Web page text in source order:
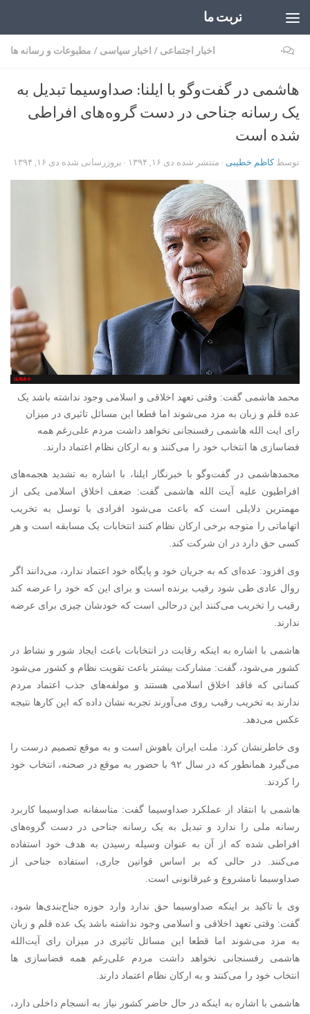
تربت ما
اخبار اجتماعی / اخبار سیاسی / مطبوعات و رسانه ها ۰
هاشمی در گفت‌وگو با ایلنا: صداوسیما تبدیل به
یک رسانه جناحی در دست گروه‌های افراطی
شده است
توسطکاظم خطیبی · منتشر شده دی ۱۶, ۱۳۹۴ · بروزرسانی شده دی ۱۶, ۱۳۹۴
محمد هاشمی گفت: وقتی تعهد اخلاقی و اسلامی وجود نداشته باشد یک
عده قلم و زبان به مزد می‌شوند اما قطعا این مسائل تاثیری در میزان
رای ایت الله هاشمی رفسنجانی نخواهد داشت مردم علی‌رغم همه
فضاسازی ها انتخاب خود را می‌کنند و به ارکان نظام اعتماد دارند.
محمدهاشمی در گفت‌وگو با خبرنگار ایلنا، با اشاره به تشدید هجمه‌های
افراطیون علیه آیت الله هاشمی گفت: ضعف اخلاق اسلامی یکی از
مهمترین دلایلی است که باعث می‌شود افرادی با توسل به تخریب
اتهاماتی را متوجه برخی ارکان نظام کنند انتخابات یک مسابقه است و هر
کسی حق دارد در ان شرکت کند.
وی افزود: عده‌ای که به جریان خود و پایگاه خود اعتماد ندارد، می‌دانند اگر
روال عادی طی شود رقیب برنده است و برای این که خود را عرضه کند
رقیب را تخریب می‌کنند این درحالی است که خودشان چیزی برای عرضه
ندارند.
هاشمی با اشاره به اینکه رقابت در انتخابات باعث ایجاد شور و نشاط در
کشور می‌شود، گفت: مشارکت بیشتر باعث تقویت نظام و کشور می‌شود
کسانی که فاقد اخلاق اسلامی هستند و مولفه‌های جذب اعتماد مردم
ندارند به تخریب رقیب روی می‌آورند تجربه نشان داده که این کارها نتیجه
عکس می‌دهد.
وی خاطرنشان کرد: ملت ایران باهوش است و به موقع تصمیم درست را
می‌گیرد همانطور که در سال ۹۲ با حضور به موقع در صحنه، انتخاب خود
را کردند.
هاشمی با انتقاد از عملکرد صداوسیما گفت: متاسفانه صداوسیما کاربرد
رسانه ملی را ندارد و تبدیل به یک رسانه جناحی در دست گروه‌های
افراطی شده که از آن به عنوان وسیله رسیدن به هدف خود استفاده
می‌کنند. در حالی که بر اساس قوانین جاری، استفاده جناحی از
صداوسیما نامشروع و غیرقانونی است.
وی با تاکید بر اینکه صداوسیما حق ندارد وارد حوزه جناح‌بندی‌ها شود،
گفت: وقتی تعهد اخلاقی و اسلامی وجود نداشته باشد یک عده قلم و زبان
به مزد می‌شوند اما قطعا این مسائل تاثیری در میزان رای آیت‌الله
هاشمی رفسنجانی نخواهد داشت مردم علی‌رغم همه فضاسازی ها
انتخاب خود را می‌کنند و به ارکان نظام اعتماد دارند.
هاشمی با اشاره به اینکه در حال حاضر کشور نیاز به انسجام داخلی دارد،